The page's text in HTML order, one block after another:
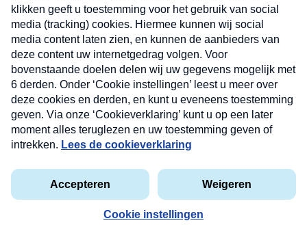
Privacyverklaring
Cookieverklaring
Kwetsbaarheid melden
Copyright © 2026 MAX Vandaag - Omroep MAX
Nieuwsbrief
Neem hier een gratis abonnement op onze
nieuwsbrief. Elke vrijdag- en dinsdagochtend in uw